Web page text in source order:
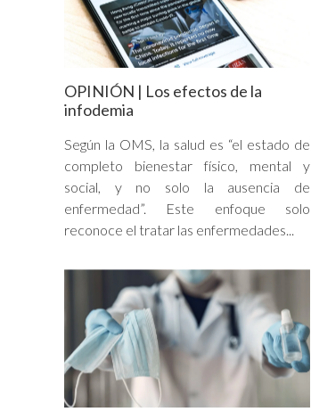
OPINIÓN | Los efectos de la
infodemia
Según la OMS, la salud es “el estado de
completo bienestar físico, mental y
social, y no solo la ausencia de
enfermedad”. Este enfoque solo
reconoce el tratar las enfermedades...